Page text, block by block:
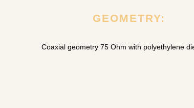
GEOMETRY:
Coaxial geometry 75 Ohm with polyethylene